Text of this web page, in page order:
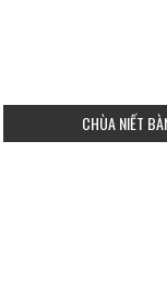
CHÙA NIẾT